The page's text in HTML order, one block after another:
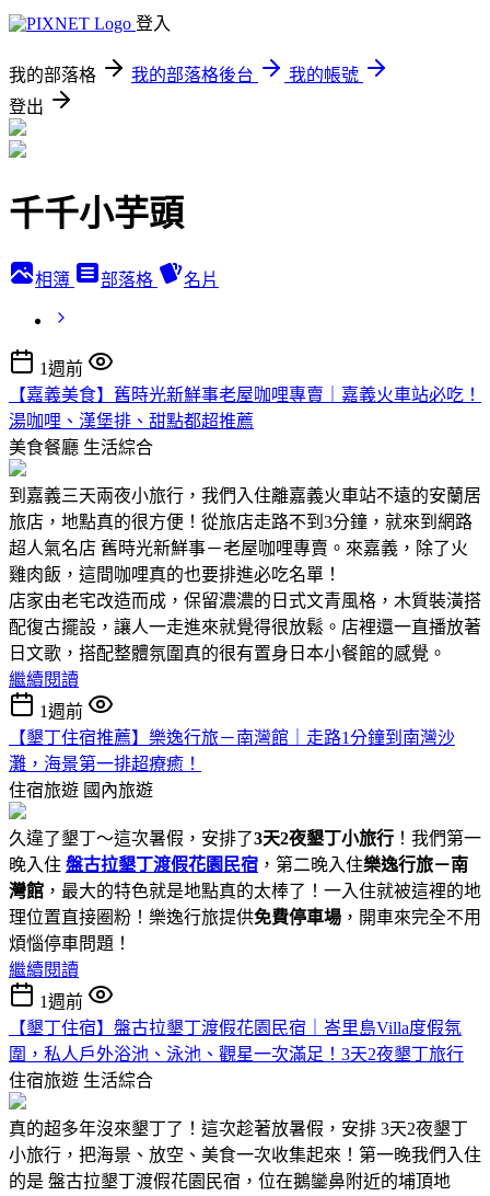
登入
我的部落格 我的部落格後台
我的帳號
登出
千千小芋頭
相簿 部落格 名片
1週前
【嘉義美食】舊時光新鮮事老屋咖哩專賣｜嘉義火車站必吃！
湯咖哩、漢堡排、甜點都超推薦
美食餐廳 生活綜合
到嘉義三天兩夜小旅行，我們入住離嘉義火車站不遠的安蘭居
旅店，地點真的很方便！從旅店走路不到3分鐘，就來到網路
超人氣名店 舊時光新鮮事－老屋咖哩專賣。來嘉義，除了火
雞肉飯，這間咖哩真的也要排進必吃名單！
店家由老宅改造而成，保留濃濃的日式文青風格，木質裝潢搭
配復古擺設，讓人一走進來就覺得很放鬆。店裡還一直播放著
日文歌，搭配整體氛圍真的很有置身日本小餐館的感覺。
繼續閱讀
1週前
【墾丁住宿推薦】樂逸行旅－南灣館｜走路1分鐘到南灣沙
灘，海景第一排超療癒！
住宿旅遊 國內旅遊
久違了墾丁～這次暑假，安排了3天2夜墾丁小旅行 ！我們第一
晚入住 盤古拉墾丁渡假花園民宿 ，第二晚入住樂逸行旅－南
灣館 ，最大的特色就是地點真的太棒了！一入住就被這裡的地
理位置直接圈粉！樂逸行旅提供免費停車場 ，開車來完全不用
煩惱停車問題！
繼續閱讀
1週前
【墾丁住宿】盤古拉墾丁渡假花園民宿｜峇里島Villa度假氛
圍，私人戶外浴池、泳池、觀星一次滿足！3天2夜墾丁旅行
住宿旅遊 生活綜合
真的超多年沒來墾丁了！這次趁著放暑假，安排 3天2夜墾丁
小旅行，把海景、放空、美食一次收集起來！第一晚我們入住
的是 盤古拉墾丁渡假花園民宿，位在鵝鑾鼻附近的埔頂地